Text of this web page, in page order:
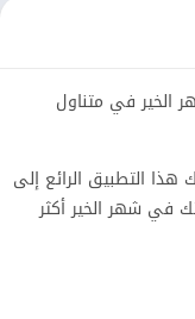
فرحة شهر الخير في متناول
التطبيق الرائع إلى
في شهر الخير أكثر